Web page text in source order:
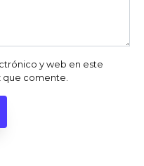
y web en este
que comente.